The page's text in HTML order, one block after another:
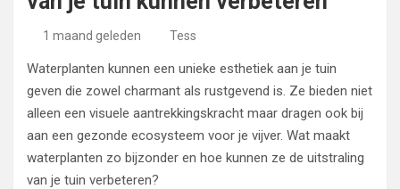
1 maand geleden Tess
Waterplanten kunnen een unieke esthetiek aan je tuin
geven die zowel charmant als rustgevend is. Ze bieden niet
alleen een visuele aantrekkingskracht maar dragen ook bij
aan een gezonde ecosysteem voor je vijver. Wat maakt
waterplanten zo bijzonder en hoe kunnen ze de uitstraling
van je tuin verbeteren?